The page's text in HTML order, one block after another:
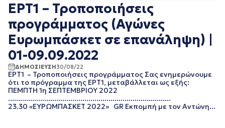
ΜΑΡΤΙΟΣ 2020
ΦΕΒΡΟΥΑΡΙΟΣ 2020
ΙΑΝΟΥΑΡΙΟΣ 2020
ΔΕΚΕΜΒΡΙΟΣ 2019
ΝΟΕΜΒΡΙΟΣ 2019
ΟΚΤΩΒΡΙΟΣ 2019
ΣΕΠΤΕΜΒΡΙΟΣ 2019
ΑΥΓΟΥΣΤΟΣ 2019
ΙΟΥΛΙΟΣ 2019
ΙΟΥΝΙΟΣ 2019
ΕΡΤ1 – Τροποποιήσεις
προγράμματος (Αγώνες
Ευρωμπάσκετ σε επανάληψη) |
01-09.09.2022
ΔΗΜΟΣΙΕΥΣΗ30/08/22
ΕΡΤ1 – Τροποποιήσεις προγράμματος Σας ενημερώνουμε
ότι το πρόγραμμα της ΕΡΤ1, μεταβάλλεται ως εξής:
ΠΕΜΠΤΗ 1η ΣΕΠΤΕΜΒΡΙΟΥ 2022
.................................................................................
23.30 «ΕΥΡΩΜΠΑΣΚΕΤ 2022» GR Εκπομπή με τον Αντώνη...